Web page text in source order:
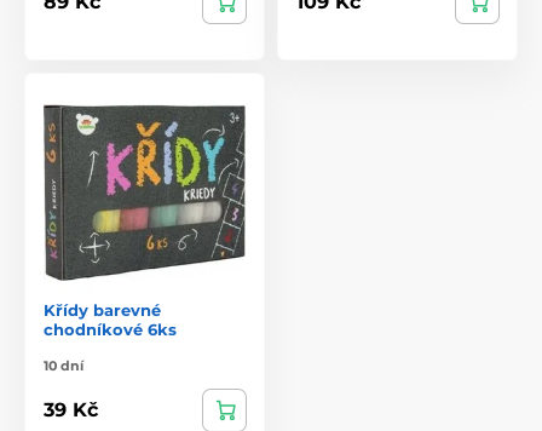
Křídy barevné
chodníkové 6ks
10 dní
39 Kč